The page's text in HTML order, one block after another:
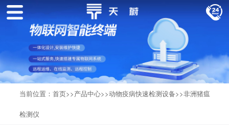
当前位置： 首页>>产品中心>>动物疫病快速检测设备>>非洲猪瘟
检测仪